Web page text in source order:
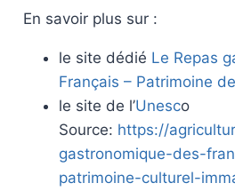
En savoir plus sur :
le site dédié Le Repas
Français – Patrimoine
le site de l’Unesco
Source: https://
gastronomique-des-
patrimoine-culturel-